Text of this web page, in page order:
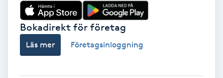
Hyaluronsyra
Hyperhidros
Bokadirekt för företag
Läs mer Företagsinloggning